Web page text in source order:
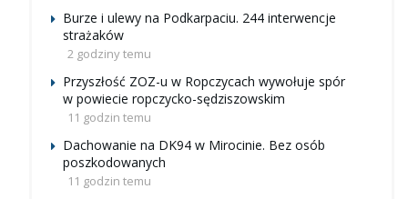
Burze i ulewy na Podkarpaciu. 244 interwencje
strażaków
2 godziny temu
Przyszłość ZOZ-u w Ropczycach wywołuje spór
w powiecie ropczycko-sędziszowskim
11 godzin temu
Dachowanie na DK94 w Mirocinie. Bez osób
poszkodowanych
11 godzin temu